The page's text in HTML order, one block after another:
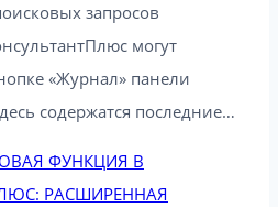
запросов
могут
«Журнал» панели
содержатся последние…
ФУНКЦИЯ В
РАСШИРЕННАЯ